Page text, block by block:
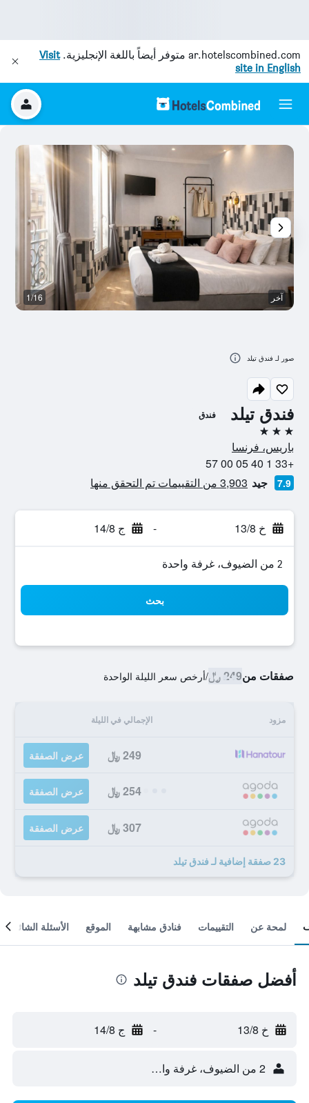
ar.hotelscombined.com متوفر أيضاً باللغة الإنجليزية.Visit
site in English
فندق تيلد فندق
3 نجوم
باريس، فرنسا
+33 1 40 05 00 57
7.9 جيد 3,903 من التقييمات تم التحقق منها
خ 13/8 - ج 14/8
2 من الضيوف، غرفة واحدة
بحث
صفقات من249 ﷼ /أرخص سعر الليلة الواحدة
مزود الإجمالي في الليلة
249 ﷼ عرض الصفقة
254 ﷼ عرض الصفقة
307 ﷼ عرض الصفقة
23 صفقة إضافية لـ فندق تيلد
آخر 1/16
صور لـ فندق تيلد
لمحة عن التقييمات فنادق مشابهة الموقع الأسئلة الشائعة
أفضل صفقات فندق تيلد
خ 13/8 - ج 14/8
2 من الضيوف، غرفة واحدة